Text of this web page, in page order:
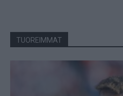
TUOREIMMAT